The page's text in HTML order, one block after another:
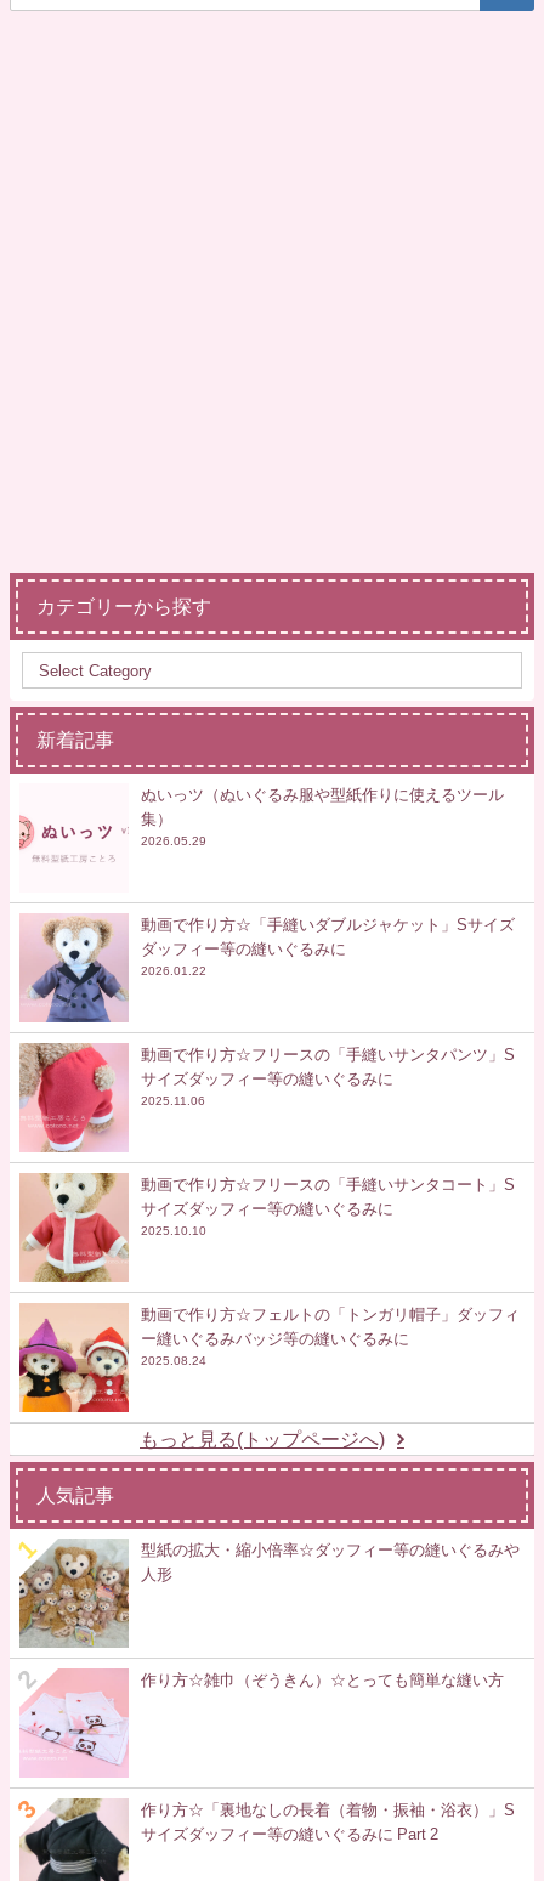
カテゴリーから探す
新着記事
ぬいっツ（ぬいぐるみ服や型紙作りに使えるツール
集）
2026.05.29
動画で作り方☆「手縫いダブルジャケット」Sサイズ
ダッフィー等の縫いぐるみに
2026.01.22
動画で作り方☆フリースの「手縫いサンタパンツ」S
サイズダッフィー等の縫いぐるみに
2025.11.06
動画で作り方☆フリースの「手縫いサンタコート」S
サイズダッフィー等の縫いぐるみに
2025.10.10
動画で作り方☆フェルトの「トンガリ帽子」ダッフィ
ー縫いぐるみバッジ等の縫いぐるみに
2025.08.24
もっと見る(トップページへ)
人気記事
型紙の拡大・縮小倍率☆ダッフィー等の縫いぐるみや
人形
作り方☆雑巾（ぞうきん）☆とっても簡単な縫い方
作り方☆「裏地なしの長着（着物・振袖・浴衣）」S
サイズダッフィー等の縫いぐるみに Part 2